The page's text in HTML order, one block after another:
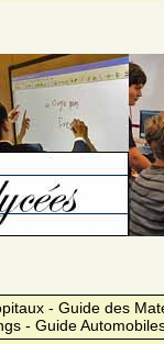
- Guide des
- Guide